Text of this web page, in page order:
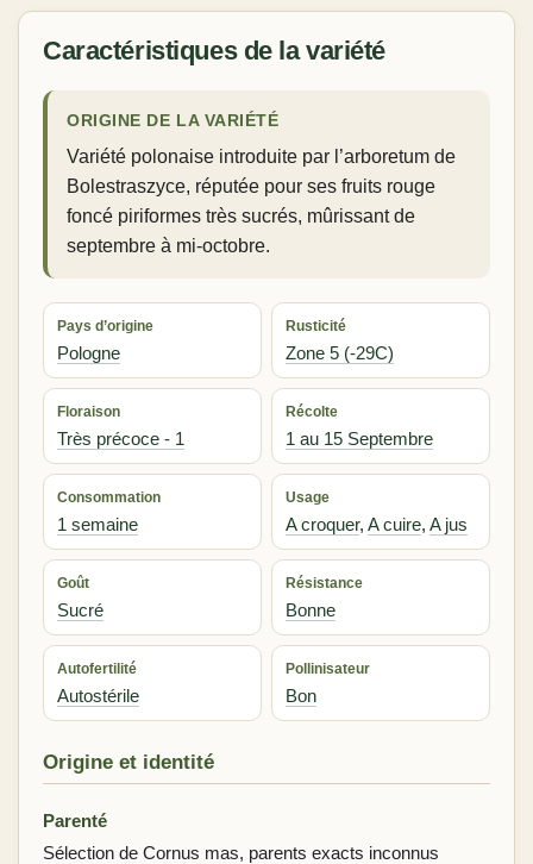
Caractéristiques de la variété
ORIGINE DE LA VARIÉTÉ
Variété polonaise introduite par l’arboretum de
Bolestraszyce, réputée pour ses fruits rouge
foncé piriformes très sucrés, mûrissant de
septembre à mi-octobre.
Pays d’origine
Pologne
Rusticité
Zone 5 (-29C)
Floraison
Très précoce - 1
Récolte
1 au 15 Septembre
Consommation
1 semaine
Usage
A croquer, A cuire, A jus
Goût
Sucré
Résistance
Bonne
Autofertilité
Autostérile
Pollinisateur
Bon
Origine et identité
Parenté
Sélection de Cornus mas, parents exacts inconnus